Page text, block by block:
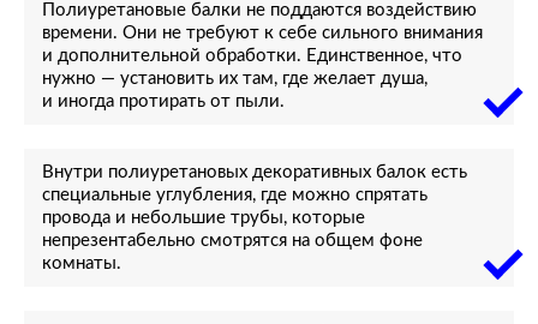
Полиуретановые балки не поддаются воздействию
времени. Они не требуют к себе сильного внимания
и дополнительной обработки. Единственное, что
нужно — установить их там, где желает душа,
и иногда протирать от пыли.
Внутри полиуретановых декоративных балок есть
специальные углубления, где можно спрятать
провода и небольшие трубы, которые
непрезентабельно смотрятся на общем фоне
комнаты.